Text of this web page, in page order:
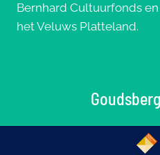
Bernhard Cultuurfonds
het Veluws Platteland.